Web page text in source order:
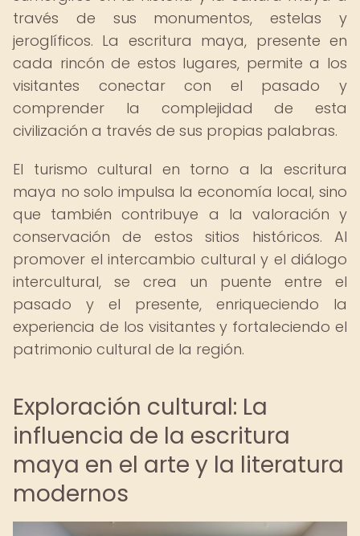
través de sus monumentos, estelas y
jeroglíficos. La escritura maya, presente en
cada rincón de estos lugares, permite a los
visitantes conectar con el pasado y
comprender la complejidad de esta
civilización a través de sus propias palabras.
El turismo cultural en torno a la escritura
maya no solo impulsa la economía local, sino
que también contribuye a la valoración y
conservación de estos sitios históricos. Al
promover el intercambio cultural y el diálogo
intercultural, se crea un puente entre el
pasado y el presente, enriqueciendo la
experiencia de los visitantes y fortaleciendo el
patrimonio cultural de la región.
Exploración cultural: La
influencia de la escritura
maya en el arte y la literatura
modernos